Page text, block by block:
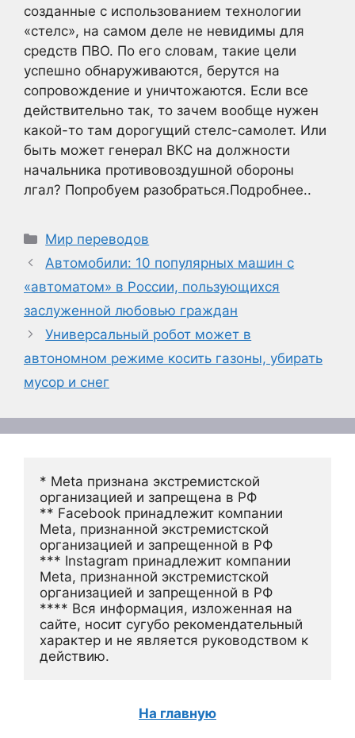
созданные с использованием технологии
«стелс», на самом деле не невидимы для
средств ПВО. По его словам, такие цели
успешно обнаруживаются, берутся на
сопровождение и уничтожаются. Если все
действительно так, то зачем вообще нужен
какой-то там дорогущий стелс-самолет. Или
быть может генерал ВКС на должности
начальника противовоздушной обороны
лгал? Попробуем разобраться.Подробнее..
Рубрики
Мир переводов
Автомобили: 10 популярных машин с
«автоматом» в России, пользующихся
заслуженной любовью граждан
Универсальный робот может в
автономном режиме косить газоны, убирать
мусор и снег
* Meta признана экстремистской
организацией и запрещена в РФ
** Facebook принадлежит компании
Meta, признанной экстремистской
организацией и запрещенной в РФ
*** Instagram принадлежит компании
Meta, признанной экстремистской
организацией и запрещенной в РФ
**** Вся информация, изложенная на
сайте, носит сугубо рекомендательный
характер и не является руководством к
действию.
На главную